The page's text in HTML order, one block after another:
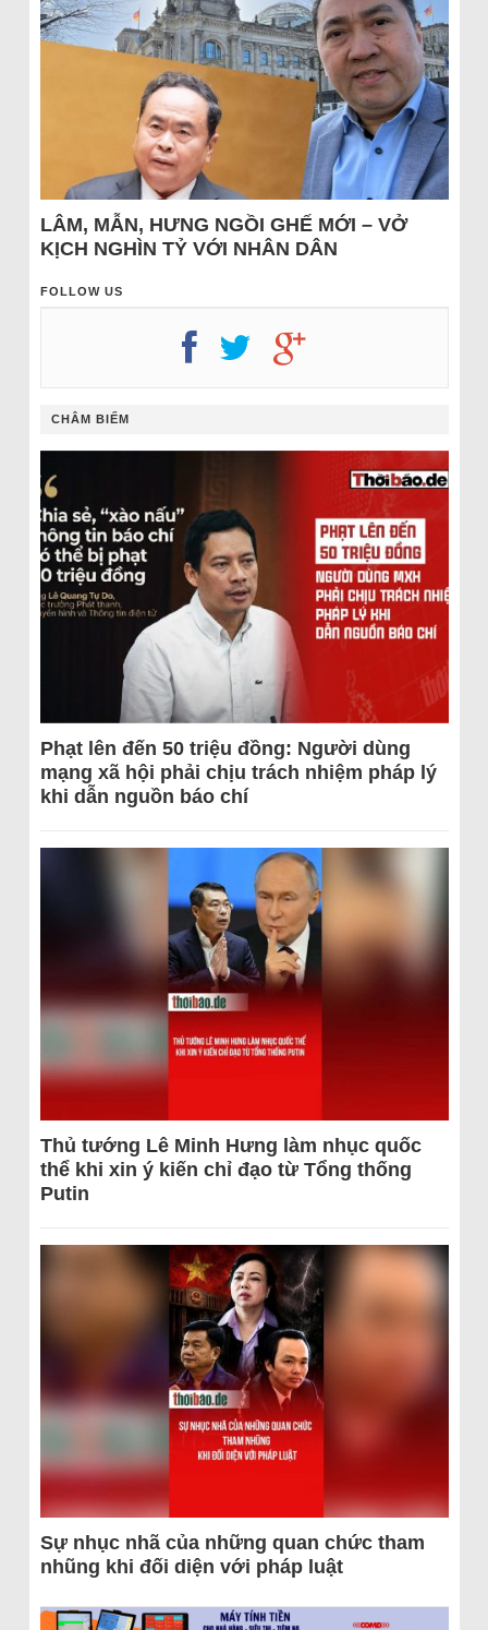
LÂM, MẪN, HƯNG NGỒI GHẾ MỚI – VỞ
KỊCH NGHÌN TỶ VỚI NHÂN DÂN
FOLLOW US
CHÂM BIẾM
Phạt lên đến 50 triệu đồng: Người dùng
mạng xã hội phải chịu trách nhiệm pháp lý
khi dẫn nguồn báo chí
Thủ tướng Lê Minh Hưng làm nhục quốc
thể khi xin ý kiến chỉ đạo từ Tổng thống
Putin
Sự nhục nhã của những quan chức tham
nhũng khi đối diện với pháp luật